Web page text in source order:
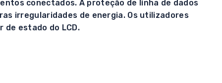
conectados. A proteção de linha de dados
irregularidades de energia. Os utilizadores
estado do LCD.